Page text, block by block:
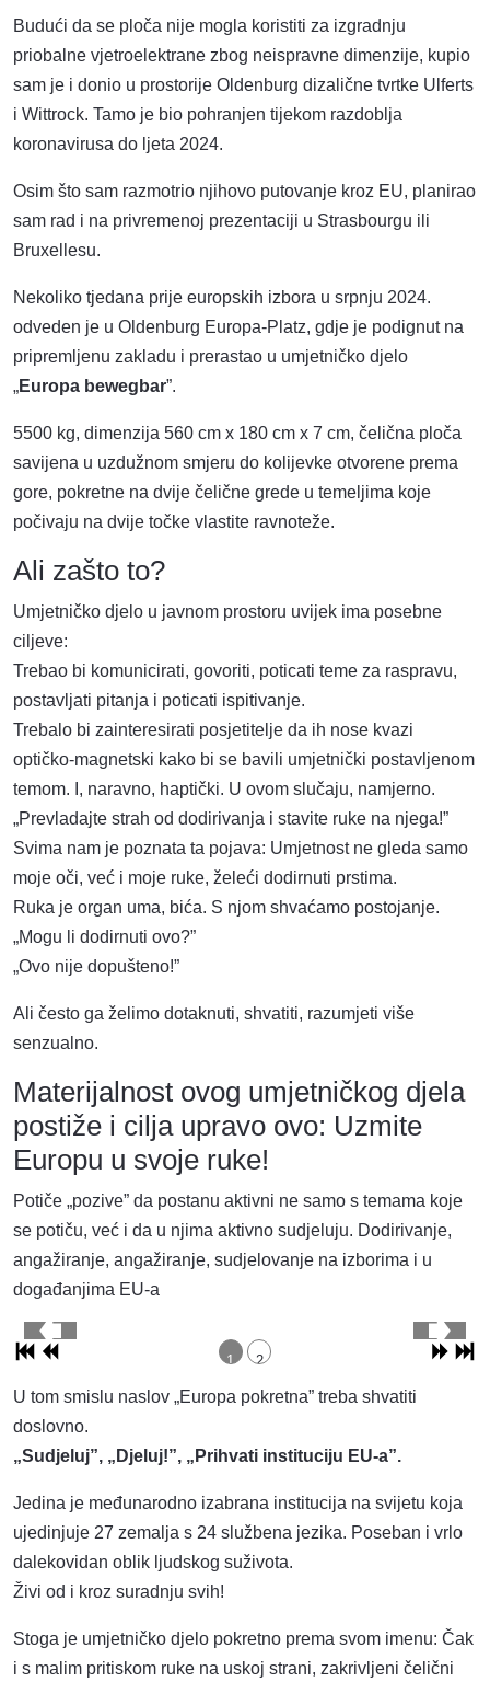
Budući da se ploča nije mogla koristiti za izgradnju
priobalne vjetroelektrane zbog neispravne dimenzije, kupio
sam je i donio u prostorije Oldenburg dizalične tvrtke Ulferts
i Wittrock. Tamo je bio pohranjen tijekom razdoblja
koronavirusa do ljeta 2024.
Osim što sam razmotrio njihovo putovanje kroz EU, planirao
sam rad i na privremenoj prezentaciji u Strasbourgu ili
Bruxellesu.
Nekoliko tjedana prije europskih izbora u srpnju 2024.
odveden je u Oldenburg Europa-Platz, gdje je podignut na
pripremljenu zakladu i prerastao u umjetničko djelo
„Europa bewegbar”.
5500 kg, dimenzija 560 cm x 180 cm x 7 cm, čelična ploča
savijena u uzdužnom smjeru do kolijevke otvorene prema
gore, pokretne na dvije čelične grede u temeljima koje
počivaju na dvije točke vlastite ravnoteže.
Ali zašto to?
Umjetničko djelo u javnom prostoru uvijek ima posebne
ciljeve:
Trebao bi komunicirati, govoriti, poticati teme za raspravu,
postavljati pitanja i poticati ispitivanje.
Trebalo bi zainteresirati posjetitelje da ih nose kvazi
optičko-magnetski kako bi se bavili umjetnički postavljenom
temom. I, naravno, haptički. U ovom slučaju, namjerno.
„Prevladajte strah od dodirivanja i stavite ruke na njega!”
Svima nam je poznata ta pojava: Umjetnost ne gleda samo
moje oči, već i moje ruke, želeći dodirnuti prstima.
Ruka je organ uma, bića. S njom shvaćamo postojanje.
„Mogu li dodirnuti ovo?”
„Ovo nije dopušteno!”
Ali često ga želimo dotaknuti, shvatiti, razumjeti više
senzualno.
Materijalnost ovog umjetničkog djela
postiže i cilja upravo ovo: Uzmite
Europu u svoje ruke!
Potiče „pozive” da postanu aktivni ne samo s temama koje
se potiču, već i da u njima aktivno sudjeluju. Dodirivanje,
angažiranje, angažiranje, sudjelovanje na izborima i u
događanjima EU-a
1 2
U tom smislu naslov „Europa pokretna” treba shvatiti
doslovno.
„Sudjeluj”, „Djeluj!”, „Prihvati instituciju EU-a”.
Jedina je međunarodno izabrana institucija na svijetu koja
ujedinjuje 27 zemalja s 24 službena jezika. Poseban i vrlo
dalekovidan oblik ljudskog suživota.
Živi od i kroz suradnju svih!
Stoga je umjetničko djelo pokretno prema svom imenu: Čak
i s malim pritiskom ruke na uskoj strani, zakrivljeni čelični